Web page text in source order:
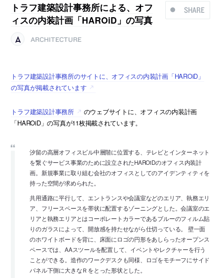
SHARE
トラフ建築設計事務所による、オフ
ィスの内装計画「HAROiD」の写真
ARCHITECTURE
トラフ建築設計事務所のサイトに、オフィスの内装計画「HAROiD」
の写真が掲載されています
トラフ建築設計事務所
のウェブサイトに、オフィスの内装計画
「HAROiD」の写真が11枚掲載されています。
汐留の高層オフィスビル中層階に位置する、テレビとインターネット
を繋ぐサービス事業のために設立されたHAROiDのオフィス内装計
画。新規事業に取り組む会社のオフィスとしてのアイデンティティを
持った空間が求められた。
共用通路に平行して、エントランスや会議室などのエリア、執務エリ
ア、フリースペースを帯状に配置するゾーニングとした。会議室のエ
リアと執務エリアとはコーポレートカラーであるブルーのフィルム貼
りのガラスによって、開放感を持たせながら仕切っている。 壁一面
のホワイトボードを背に、床面にロゴの円形をあしらったオープンス
ペースでは、AAスツールを配置して、イベントやレクチャーを行う
ことができる。造作のワークデスクも同様、ロゴをモチーフにサイド
パネル下側に大きなＲをとった形状とした。